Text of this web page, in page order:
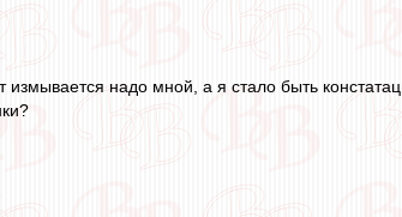
измывается надо мной, а я стало быть